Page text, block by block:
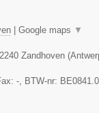
Google maps ▼
2240 Zandhoven (
-, BTW-nr: